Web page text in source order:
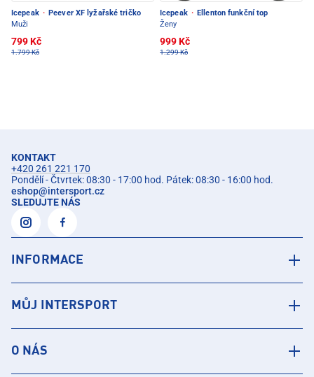
Icepeak · Peever XF lyžařské tričko
Muži
799 Kč
1.799 Kč
Icepeak · Ellenton funkční top
Ženy
999 Kč
1.299 Kč
KONTAKT
+420 261 221 170
Pondělí - Čtvrtek: 08:30 - 17:00 hod. Pátek: 08:30 - 16:00 hod.
eshop@intersport.cz
SLEDUJTE NÁS
INFORMACE
MŮJ INTERSPORT
O NÁS